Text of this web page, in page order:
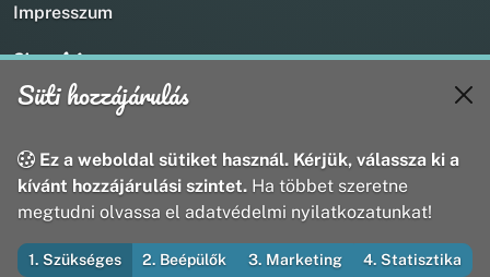
Impresszum
Kapcsolat
+36 20 211 1888
webmaster@utirany.hu
8419 Csesznek, Vasút u.18.
Süti hozzájárulás
Ez a weboldal sütiket használ. Kérjük, válassza ki a
kívánt hozzájárulási szintet. Ha többet szeretne
megtudni olvassa el adatvédelmi nyilatkozatunkat!
1. Szükséges 2. Beépülők 3. Marketing 4. Statisztika